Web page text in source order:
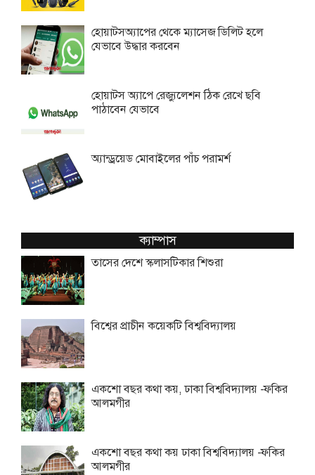
হোয়াটসঅ্যাপের থেকে ম্যাসেজ ডিলিট হলে
যেভাবে উদ্ধার করবেন
হোয়াটস অ্যাপে রেজ্যুলেশন ঠিক রেখে ছবি
পাঠাবেন যেভাবে
অ্যান্ড্রয়েড মোবাইলের পাঁচ পরামর্শ
ক্যাম্পাস
তাসের দেশে স্কলাসটিকার শিশুরা
বিশ্বের প্রাচীন কয়েকটি বিশ্ববিদ্যালয়
একশো বছর কথা কয়, ঢাকা বিশ্ববিদ্যালয় -ফকির
আলমগীর
একশো বছর কথা কয় ঢাকা বিশ্ববিদ্যালয় -ফকির
আলমগীর